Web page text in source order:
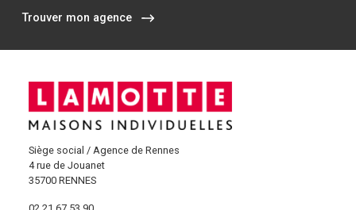
Trouver mon agence
Siège social / Agence de Rennes
4 rue de Jouanet
35700 RENNES